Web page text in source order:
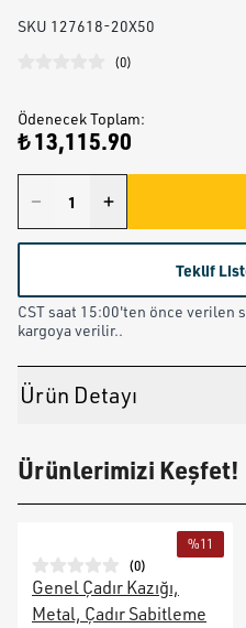
SKU 127618-20X50
(0)
Ödenecek Toplam:
₺ 13,115.90
Teklif
CST saat 15:00'ten önce verilen
kargoya verilir..
Ürün Detayı
Ürünlerimizi Keşfet!
%11
(0)
Genel Çadır Kazığı,
Metal, Çadır Sabitleme